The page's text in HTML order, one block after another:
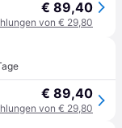
€ 89,40
von € 29,80
€ 89,40
von € 29,80